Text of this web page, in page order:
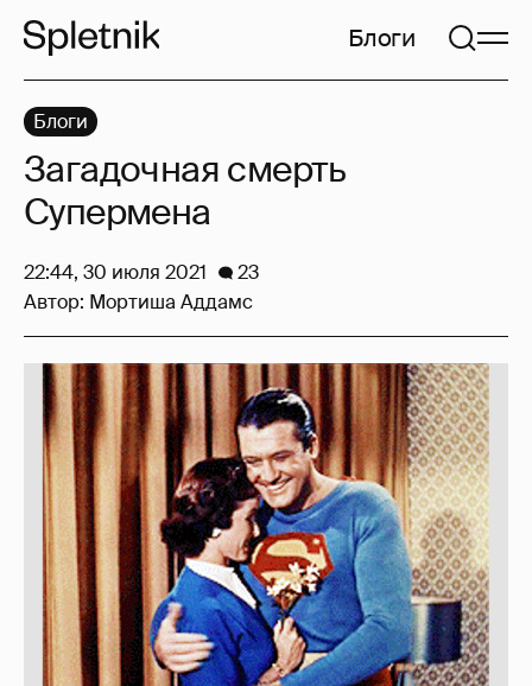
Блоги
Блоги
Загадочная смерть
Супермена
22:44, 30 июля 2021
23
Автор: Мортиша Аддамс